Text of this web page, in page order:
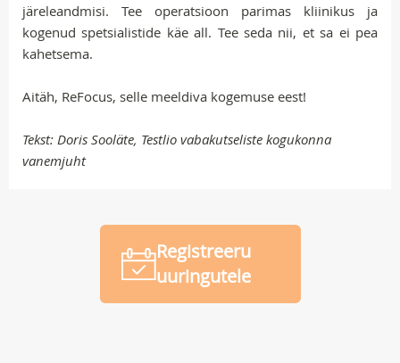
järeleandmisi. Tee operatsioon parimas kliinikus ja
kogenud spetsialistide käe all. Tee seda nii, et sa ei pea
kahetsema.
Aitäh, ReFocus, selle meeldiva kogemuse eest!
Tekst: Doris Sooläte, Testlio vabakutseliste kogukonna
vanemjuht
Registreeru
uuringutele